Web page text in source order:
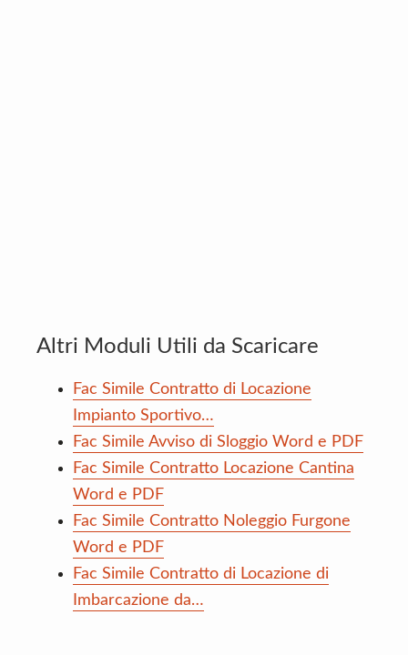
Altri Moduli Utili da Scaricare
Fac Simile Contratto di Locazione
Impianto Sportivo…
Fac Simile Avviso di Sloggio Word e PDF
Fac Simile Contratto Locazione Cantina
Word e PDF
Fac Simile Contratto Noleggio Furgone
Word e PDF
Fac Simile Contratto di Locazione di
Imbarcazione da…